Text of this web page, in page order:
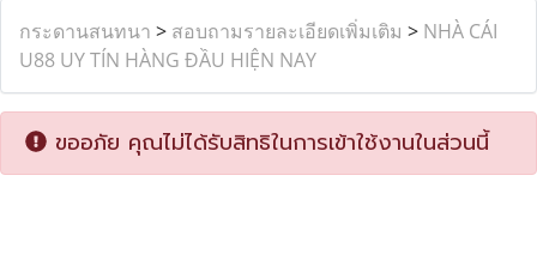
กระดานสนทนา > สอบถามรายละเอียดเพิ่มเติม > NHÀ CÁI
U88 UY TÍN HÀNG ĐẦU HIỆN NAY
ขออภัย คุณไม่ได้รับสิทธิในการเข้าใช้งานในส่วนนี้